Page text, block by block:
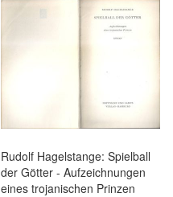
Rudolf Hagelstange: Spielball
der Götter - Aufzeichnungen
eines trojanischen Prinzen